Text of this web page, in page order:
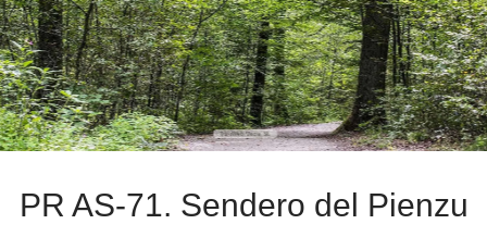
PR AS-71. Sendero del Pienzu